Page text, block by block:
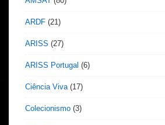
ARDF (21)
ARISS (27)
ARISS Portugal (6)
Ciência Viva(17)
Colecionismo (3)